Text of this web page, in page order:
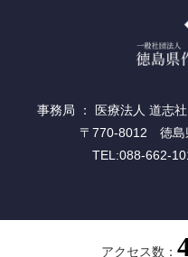
事務局 ： 医療法人 道志
〒770-8012 徳島
TEL:088-662-
アクセス数：